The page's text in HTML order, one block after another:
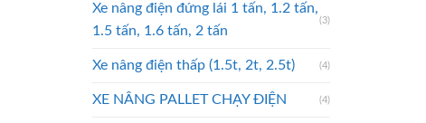
Xe nâng điện đứng lái 1 tấn, 1.2 tấn,
1.5 tấn, 1.6 tấn, 2 tấn
(3)
Xe nâng điện thấp (1.5t, 2t, 2.5t) (4)
XE NÂNG PALLET CHẠY ĐIỆN (4)